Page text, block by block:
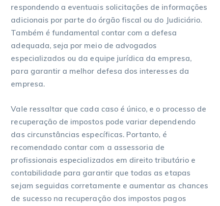
respondendo a eventuais solicitações de informações
adicionais por parte do órgão fiscal ou do Judiciário.
Também é fundamental contar com a defesa
adequada, seja por meio de advogados
especializados ou da equipe jurídica da empresa,
para garantir a melhor defesa dos interesses da
empresa.
Vale ressaltar que cada caso é único, e o processo de
recuperação de impostos pode variar dependendo
das circunstâncias específicas. Portanto, é
recomendado contar com a assessoria de
profissionais especializados em direito tributário e
contabilidade para garantir que todas as etapas
sejam seguidas corretamente e aumentar as chances
de sucesso na recuperação dos impostos pagos